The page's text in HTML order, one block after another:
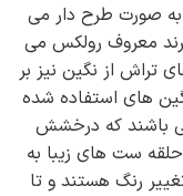
ست حلقه نامزدی نقره نگین دار rg-n541 به صورت طرح دار می
معروف رولکس می
تراش از نگین نیز بر
های استفاده شده
می باشند که درخشش
ست های زیبا به
رنگ هستند و تا